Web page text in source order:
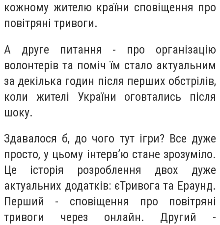
кожному жителю країни сповіщення про
повітряні тривоги.
А друге питання - про організацію
волонтерів та поміч їм стало актуальним
за декілька годин після перших обстрілів,
коли жителі України оговтались після
шоку.
Здавалося б, до чого тут ігри? Все дуже
просто, у цьому інтерв’ю стане зрозуміло.
Це історія розроблення двох дуже
актуальних додатків: єТривога та Ераунд.
Перший - сповіщення про повітряні
тривоги через онлайн. Другий -